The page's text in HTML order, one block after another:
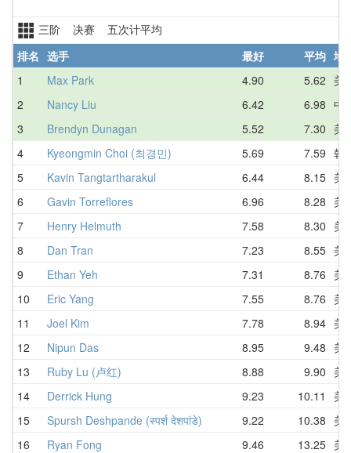
三阶 决赛 五次计平均
排名 选手 最好 平均 地
1
Max Park 4.90 5.62 美
2
Nancy Liu 6.42 6.98 中
3
Brendyn Dunagan 5.52 7.30 美
4
Kyeongmin Choi (최경민) 5.69 7.59 韩
5
Kavin Tangtartharakul 6.44 8.15 美
6
Gavin Torreflores 6.96 8.28 美
7
Henry Helmuth 7.58 8.30 美
8
Dan Tran 7.23 8.55 美
9
Ethan Yeh 7.31 8.76 美
10
Eric Yang 7.55 8.76 美
11
Joel Kim 7.78 8.94 美
12
Nipun Das 8.95 9.48 美
13
Ruby Lu (卢红) 8.88 9.90 美
14
Derrick Hung 9.23 10.11
美
15
Spursh Deshpande (स्पर्श देशपांडे) 9.22 10.38 美
16
Ryan Fong 9.46 13.25 美